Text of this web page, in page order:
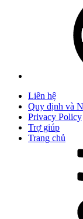
Liên hệ
Quy định và
Privacy Policy
Trợ giúp
Trang chủ